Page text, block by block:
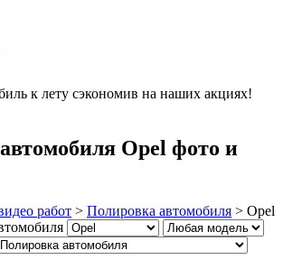
к лету сэкономив на наших акциях!
Opel фото и
работ > Полировка автомобиля > Opel